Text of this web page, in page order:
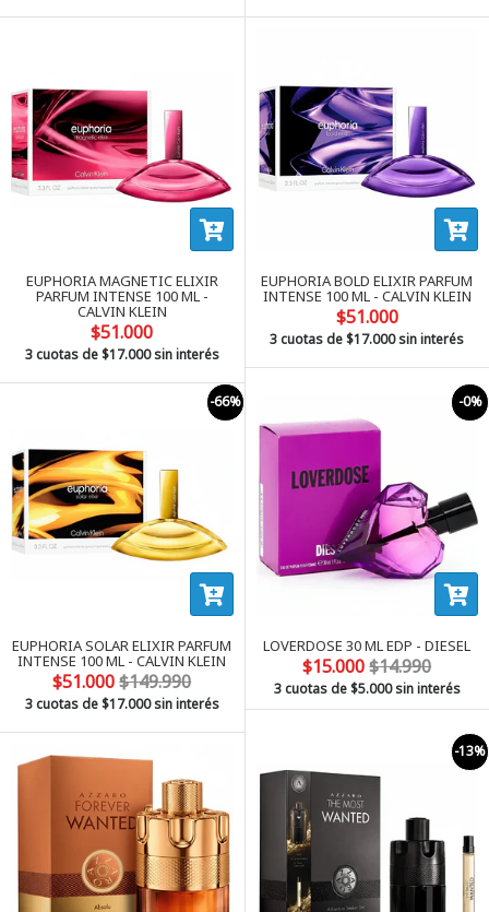
EUPHORIA MAGNETIC ELIXIR
PARFUM INTENSE 100 ML -
CALVIN KLEIN
$51.000
3 cuotas de$17.000sin interés
EUPHORIA BOLD ELIXIR PARFUM
INTENSE 100 ML - CALVIN KLEIN
$51.000
3 cuotas de$17.000sin interés
-66%
EUPHORIA SOLAR ELIXIR PARFUM
INTENSE 100 ML - CALVIN KLEIN
$51.000$149.990
3 cuotas de$17.000sin interés
-0%
LOVERDOSE 30 ML EDP - DIESEL
$15.000$14.990
3 cuotas de$5.000sin interés
-13%